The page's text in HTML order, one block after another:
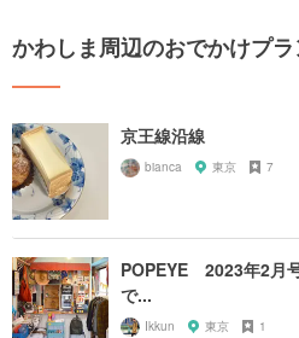
かわしま周辺のおでかけプ
京王線沿線
bianca 東京 7
POPEYE 2023年2月
で...
Ikkun 東京 1